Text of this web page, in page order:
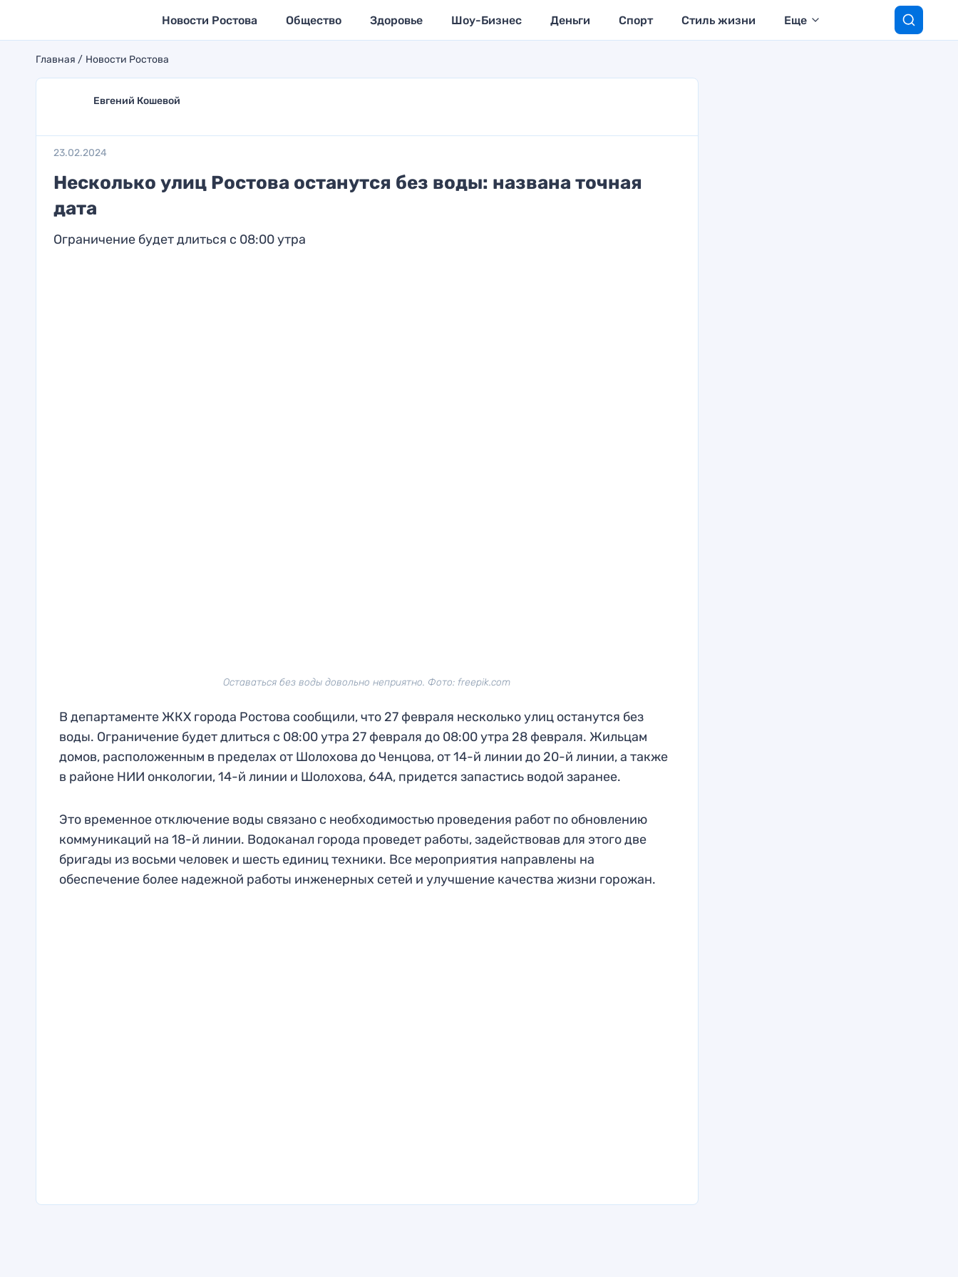
Новости Ростова Общество Здоровье Шоу-Бизнес Деньги Спорт Стиль жизни Еще
Главная Новости Ростова
Евгений Кошевой
23.02.2024
Несколько улиц Ростова останутся без воды: названа точная
дата
Ограничение будет длиться с 08:00 утра
Оставаться без воды довольно неприятно. Фото: freepik.com
В департаменте ЖКХ города Ростова сообщили, что 27 февраля несколько улиц останутся без
воды. Ограничение будет длиться с 08:00 утра 27 февраля до 08:00 утра 28 февраля. Жильцам
домов, расположенным в пределах от Шолохова до Ченцова, от 14-й линии до 20-й линии, а также
в районе НИИ онкологии, 14-й линии и Шолохова, 64А, придется запастись водой заранее.
Это временное отключение воды связано с необходимостью проведения работ по обновлению
коммуникаций на 18-й линии. Водоканал города проведет работы, задействовав для этого две
бригады из восьми человек и шесть единиц техники. Все мероприятия направлены на
обеспечение более надежной работы инженерных сетей и улучшение качества жизни горожан.